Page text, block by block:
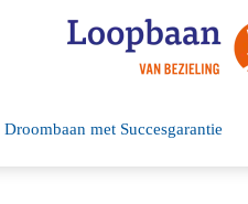
Droombaan met Succesgarantie